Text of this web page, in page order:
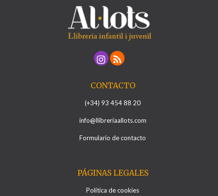
CONTACTO
(+34) 93 454 88 20
info@llibreriaallots.com
Formulario de contacto
PÁGINAS LEGALES
Política de cookies